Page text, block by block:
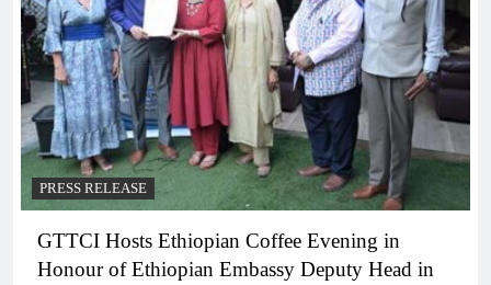
PRESS RELEASE
GTTCI Hosts Ethiopian Coffee Evening in
Honour of Ethiopian Embassy Deputy Head in